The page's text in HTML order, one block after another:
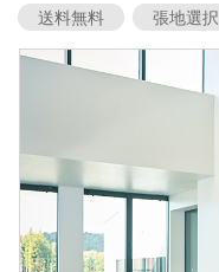
送料無料 張地選択